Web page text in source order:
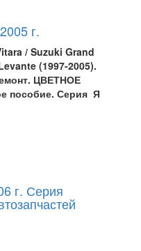
г.
/ Suzuki Grand
(1997-2005).
ЦВЕТНОЕ
пособие. Серия Я
г. Серия